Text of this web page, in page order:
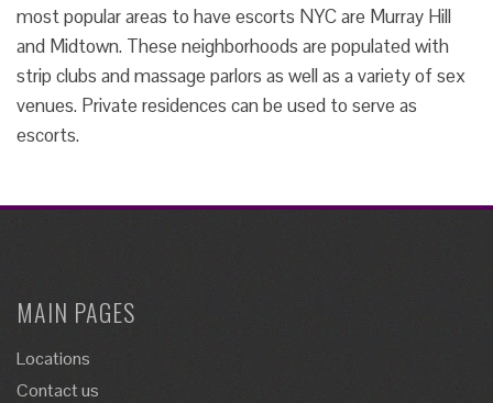
most popular areas to have escorts NYC are Murray Hill
and Midtown. These neighborhoods are populated with
strip clubs and massage parlors as well as a variety of sex
venues. Private residences can be used to serve as
escorts.
MAIN PAGES
Locations
Contact us